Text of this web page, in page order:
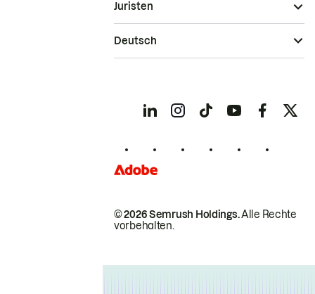
© 2026 Semrush Holdings.Alle Rechte
vorbehalten.
Juristen
Deutsch